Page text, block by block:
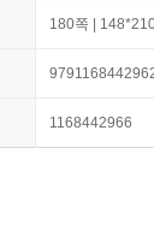
180쪽 |
1168442966